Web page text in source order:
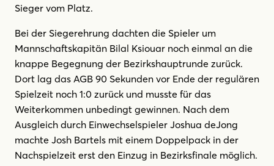
Sieger vom Platz.
Bei der Siegerehrung dachten die Spieler um
Mannschaftskapitän Bilal Ksiouar noch einmal an die
knappe Begegnung der Bezirkshauptrunde zurück.
Dort lag das AGB 90 Sekunden vor Ende der regulären
Spielzeit noch 1:0 zurück und musste für das
Weiterkommen unbedingt gewinnen. Nach dem
Ausgleich durch Einwechselspieler Joshua deJong
machte Josh Bartels mit einem Doppelpack in der
Nachspielzeit erst den Einzug in Bezirksfinale möglich.